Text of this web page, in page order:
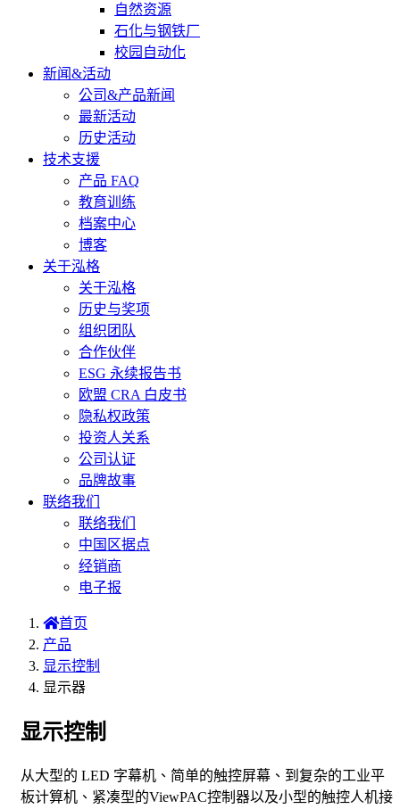
自然资源
石化与钢铁厂
校园自动化
新闻&活动
公司&产品新闻
最新活动
历史活动
技术支援
产品 FAQ
教育训练
档案中心
博客
关于泓格
关于泓格
历史与奖项
组织团队
合作伙伴
ESG 永续报告书
欧盟 CRA 白皮书
隐私权政策
投资人关系
公司认证
品牌故事
联络我们
联络我们
中国区据点
经销商
电子报
首页
产品
显示控制
显示器
显示控制
从大型的 LED 字幕机、简单的触控屏幕、到复杂的工业平
板计算机、紧凑型的ViewPAC控制器以及小型的触控人机接